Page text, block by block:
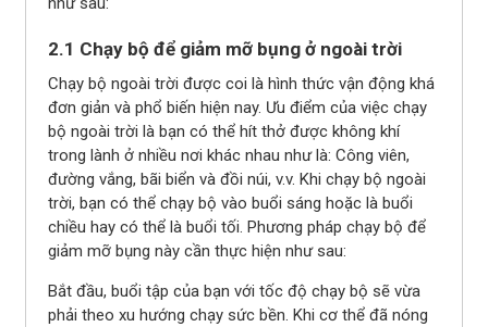
2.1 Chạy bộ để giảm mỡ bụng ở ngoài trời
Chạy bộ ngoài trời được coi là hình thức vận động khá
đơn giản và phổ biến hiện nay. Ưu điểm của việc chạy
bộ ngoài trời là bạn có thể hít thở được không khí
trong lành ở nhiều nơi khác nhau như là: Công viên,
đường vắng, bãi biển và đồi núi, v.v. Khi chạy bộ ngoài
trời, bạn có thể chạy bộ vào buổi sáng hoặc là buổi
chiều hay có thể là buổi tối. Phương pháp chạy bộ để
giảm mỡ bụng này cần thực hiện như sau:
Bắt đầu, buổi tập của bạn với tốc độ chạy bộ sẽ vừa
phải theo xu hướng chạy sức bền. Khi cơ thể đã nóng